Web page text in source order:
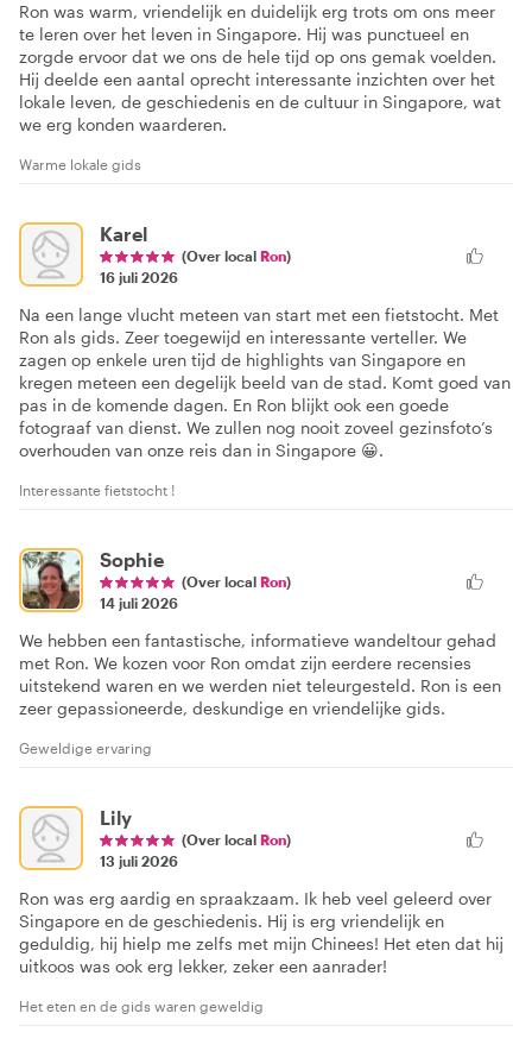
Ron was warm, vriendelijk en duidelijk erg trots om ons meer
te leren over het leven in Singapore. Hij was punctueel en
zorgde ervoor dat we ons de hele tijd op ons gemak voelden.
Hij deelde een aantal oprecht interessante inzichten over het
lokale leven, de geschiedenis en de cultuur in Singapore, wat
we erg konden waarderen.
Warme lokale gids
Karel
(Over local Ron)
16 juli 2026
Na een lange vlucht meteen van start met een fietstocht. Met
Ron als gids. Zeer toegewijd en interessante verteller. We
zagen op enkele uren tijd de highlights van Singapore en
kregen meteen een degelijk beeld van de stad. Komt goed van
pas in de komende dagen. En Ron blijkt ook een goede
fotograaf van dienst. We zullen nog nooit zoveel gezinsfoto’s
overhouden van onze reis dan in Singapore 😀.
Interessante fietstocht !
Sophie
(Over local Ron)
14 juli 2026
We hebben een fantastische, informatieve wandeltour gehad
met Ron. We kozen voor Ron omdat zijn eerdere recensies
uitstekend waren en we werden niet teleurgesteld. Ron is een
zeer gepassioneerde, deskundige en vriendelijke gids.
Geweldige ervaring
Lily
(Over local Ron)
13 juli 2026
Ron was erg aardig en spraakzaam. Ik heb veel geleerd over
Singapore en de geschiedenis. Hij is erg vriendelijk en
geduldig, hij hielp me zelfs met mijn Chinees! Het eten dat hij
uitkoos was ook erg lekker, zeker een aanrader!
Het eten en de gids waren geweldig